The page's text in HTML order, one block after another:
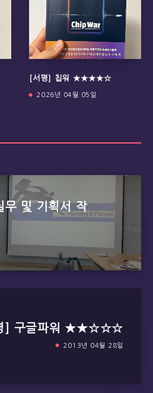
[서평] 칩워 ★★★★☆
2026년 04월 05일
무 및 기획서 작
] 구글파워 ★★☆☆☆
2013년 04월 28일